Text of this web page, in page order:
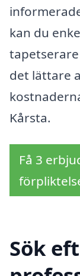
kan du
det lättare
Kårsta.
Få 3
Sök